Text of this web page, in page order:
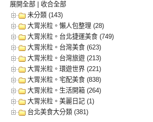
展開全部
收合全部
未分類 (143)
大胃米粒。懶人包整理 (28)
大胃米粒。台北捷運美食 (749)
大胃米粒。台灣美食 (623)
大胃米粒。台灣旅遊 (213)
大胃米粒。環遊世界 (221)
大胃米粒。宅配美食 (838)
大胃米粒。生活開箱 (264)
大胃米粒。美麗日記 (1)
台北美食大分類 (381)